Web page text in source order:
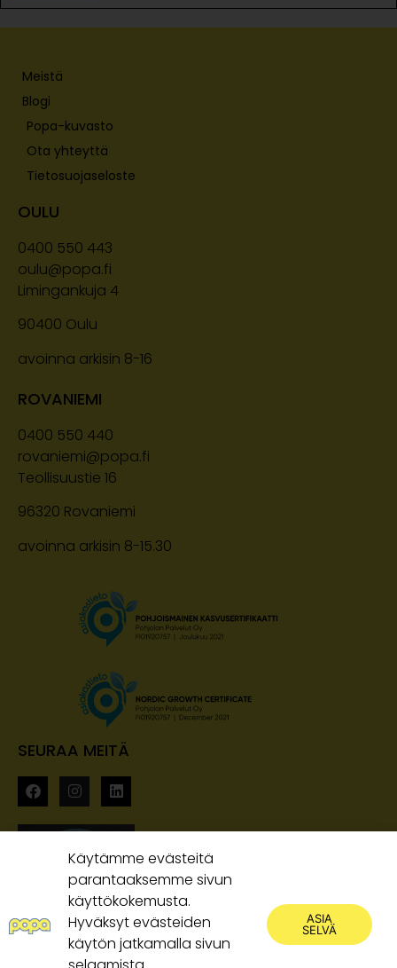
Meistä
Blogi
Popa-kuvasto
Ota yhteyttä
Tietosuojaseloste
OULU
0400 550 443
oulu@popa.fi
Limingankuja 4
90400 Oulu
avoinna arkisin 8-16
ROVANIEMI
0400 550 440
rovaniemi@popa.fi
Teollisuustie 16
96320 Rovaniemi
avoinna arkisin 8-15.30
SEURAA MEITÄ
Käytämme evästeitä
parantaaksemme sivun
käyttökokemusta.
Hyväksyt evästeiden
käytön jatkamalla sivun
ASIA
SELVÄ